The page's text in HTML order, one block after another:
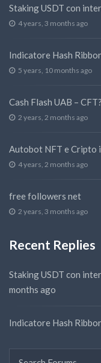
Staking USDT con
4 years, 3 months ago
Indicatore Hash
5 years, 10 months ago
Cash Flash UAB – CFT?
2 years, 2 months ago
Autobot NFT e Cripto
4 years, 2 months ago
free followers net
2 years, 3 months ago
Recent Replies
Staking USDT con
months ago
Indicatore Hash